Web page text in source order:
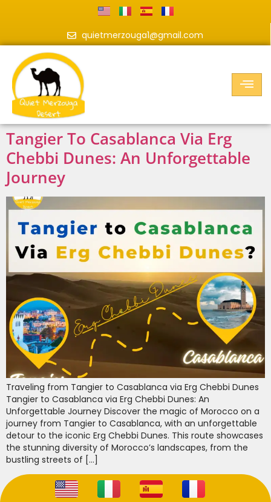
quietmerzouga1@gmail.com
Tangier To Casablanca Via Erg
Chebbi Dunes: An Unforgettable
Journey
Traveling from Tangier to Casablanca via Erg Chebbi Dunes
Tangier to Casablanca via Erg Chebbi Dunes: An
Unforgettable Journey Discover the magic of Morocco on a
journey from Tangier to Casablanca, with an unforgettable
detour to the iconic Erg Chebbi Dunes. This route showcases
the stunning diversity of Morocco’s landscapes, from the
bustling streets of […]